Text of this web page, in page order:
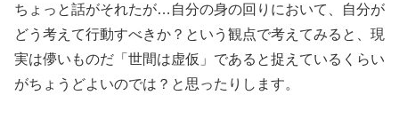
ちょっと話がそれたが…自分の身の回りにおいて、自分が
どう考えて行動すべきか？という観点で考えてみると、現
実は儚いものだ「世間は虚仮」であると捉えているくらい
がちょうどよいのでは？と思ったりします。